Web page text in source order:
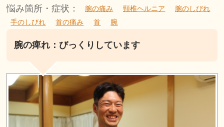
悩み箇所・症状： 腕の痛み 頸椎ヘルニア
腕のしびれ
手のしびれ
首の痛み 首 腕
腕の痺れ：びっくりしています